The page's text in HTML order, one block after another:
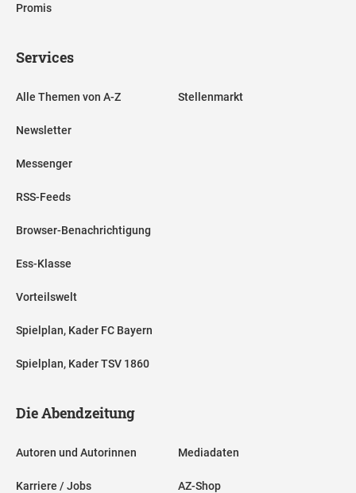
Promis
Services
Alle Themen von A-Z
Newsletter
Messenger
RSS-Feeds
Browser-Benachrichtigung
Ess-Klasse
Vorteilswelt
Spielplan, Kader FC Bayern
Spielplan, Kader TSV 1860
Stellenmarkt
Die Abendzeitung
Autoren und Autorinnen
Karriere / Jobs
Mediadaten
AZ-Shop